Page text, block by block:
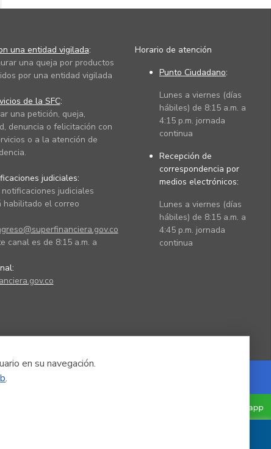
en su navegación.
.
una entidad vigilada:
una queja por productos
por una entidad vigilada
de la SFC:
una petición, queja,
denuncia o felicitación con
o a la atención de
judiciales:
judiciales
habilitado el correo
canal es de 8:15 a.m. a
Horario de atención
Punto Ciudadano:
Lunes a viernes (días
hábiles) de 8:15 a.m. a
4:15 p.m. jornada
continua
Recepción de
correspondencia por
medios electrónicos:
Lunes a viernes (días
hábiles) de 8:15 a.m. a
4:45 p.m. jornada
continua
Powered by Nexura